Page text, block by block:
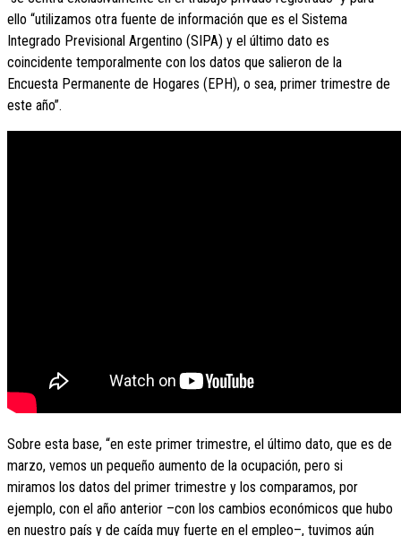
ello “utilizamos otra fuente de información que es el Sistema
Integrado Previsional Argentino (SIPA) y el último dato es
coincidente temporalmente con los datos que salieron de la
Encuesta Permanente de Hogares (EPH), o sea, primer trimestre de
este año”.
Sobre esta base, “en este primer trimestre, el último dato, que es de
marzo, vemos un pequeño aumento de la ocupación, pero si
miramos los datos del primer trimestre y los comparamos, por
ejemplo, con el año anterior –con los cambios económicos que hubo
en nuestro país y de caída muy fuerte en el empleo–, tuvimos aún